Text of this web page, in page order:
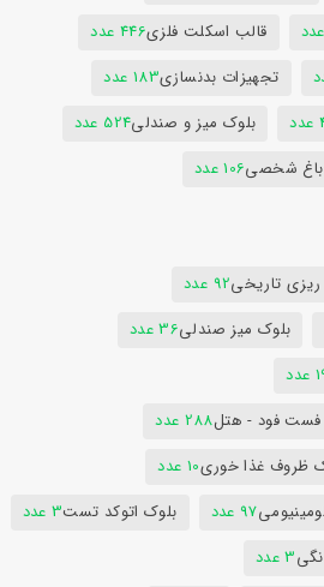
قالب اسکلت فلزی446 عدد
تجهیزات بدنسازی183 عدد
بلوک میز و صندلی524 عدد
باغ شخصی106 عدد
ریزی تاریخی92 عدد
بلوک میز صندلی36 عدد
فست فود - هتل288 عدد
ظروف غذا خوری10 عدد
97 عدد بلوک اتوکد تست3 عدد
3 عدد